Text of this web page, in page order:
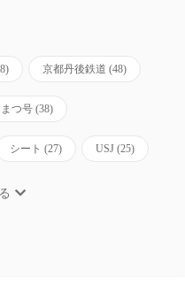
京都丹後鉄道 (48)
つ号 (38)
シート (27) USJ (25)